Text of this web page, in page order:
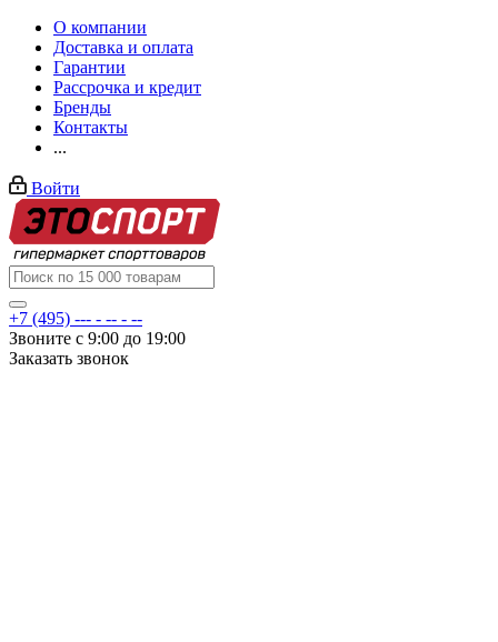
О компании
Доставка и оплата
Гарантии
Рассрочка и кредит
Бренды
Контакты
...
Войти
+7 (495) --- - -- - --
Звоните с 9:00 до 19:00
Заказать звонок